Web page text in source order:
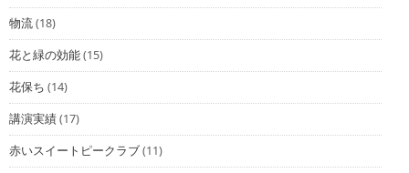
物流(18)
花と緑の効能(15)
花保ち (14)
講演実績(17)
赤いスイートピークラブ(11)